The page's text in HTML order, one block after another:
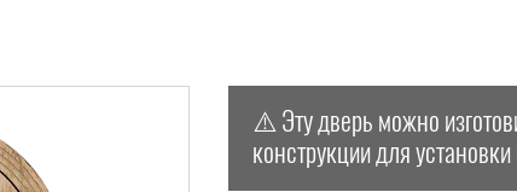
⚠️ Эту дверь можно
конструкции для